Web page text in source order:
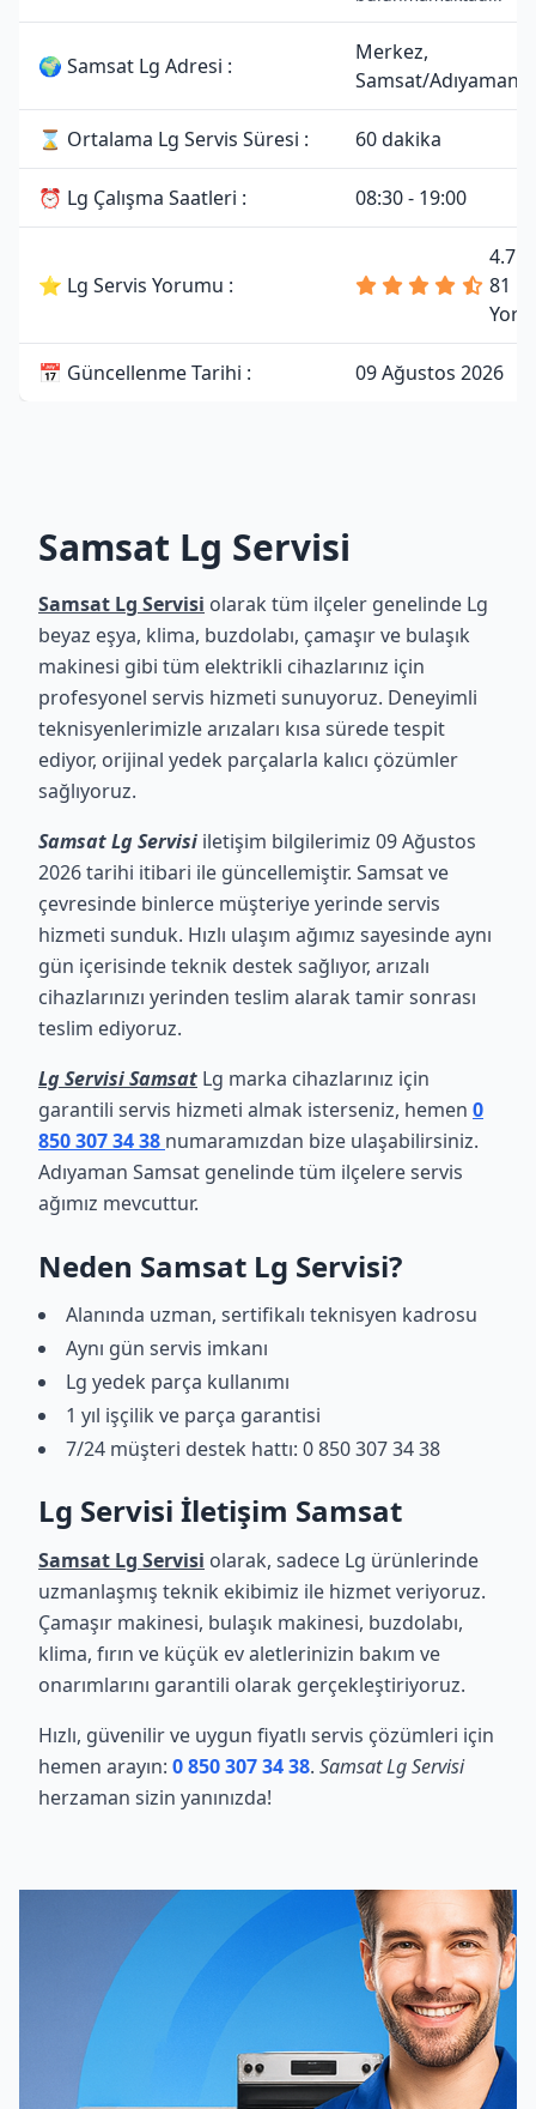
🌍 Samsat Lg Adresi :
Merkez,
Samsat/Adıyaman
⌛ Ortalama Lg Servis Süresi : 60 dakika
⏰ Lg Çalışma Saatleri : 08:30 - 19:00
⭐ Lg Servis Yorumu :
4.7
81
📅 Güncellenme Tarihi : 09 Ağustos 2026
Samsat Lg Servisi
Samsat Lg Servisi olarak tüm ilçeler genelinde Lg
beyaz eşya, klima, buzdolabı, çamaşır ve bulaşık
makinesi gibi tüm elektrikli cihazlarınız için
profesyonel servis hizmeti sunuyoruz. Deneyimli
teknisyenlerimizle arızaları kısa sürede tespit
ediyor, orijinal yedek parçalarla kalıcı çözümler
sağlıyoruz.
Samsat Lg Servisi iletişim bilgilerimiz 09 Ağustos
2026 tarihi itibari ile güncellemiştir. Samsat ve
çevresinde binlerce müşteriye yerinde servis
hizmeti sunduk. Hızlı ulaşım ağımız sayesinde aynı
gün içerisinde teknik destek sağlıyor, arızalı
cihazlarınızı yerinden teslim alarak tamir sonrası
teslim ediyoruz.
Lg Servisi Samsat Lg marka cihazlarınız için
garantili servis hizmeti almak isterseniz, hemen 0
850 307 34 38 numaramızdan bize ulaşabilirsiniz.
Adıyaman Samsat genelinde tüm ilçelere servis
ağımız mevcuttur.
Neden Samsat Lg Servisi?
Alanında uzman, sertifikalı teknisyen kadrosu
Aynı gün servis imkanı
Lg yedek parça kullanımı
1 yıl işçilik ve parça garantisi
7/24 müşteri destek hattı: 0 850 307 34 38
Lg Servisi İletişim Samsat
Samsat Lg Servisi olarak, sadece Lg ürünlerinde
uzmanlaşmış teknik ekibimiz ile hizmet veriyoruz.
Çamaşır makinesi, bulaşık makinesi, buzdolabı,
klima, fırın ve küçük ev aletlerinizin bakım ve
onarımlarını garantili olarak gerçekleştiriyoruz.
Hızlı, güvenilir ve uygun fiyatlı servis çözümleri için
hemen arayın: 0 850 307 34 38. Samsat Lg Servisi
herzaman sizin yanınızda!